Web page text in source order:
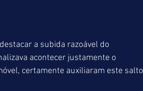
a subida razoável do
acontecer justamente o
certamente auxiliaram este salto